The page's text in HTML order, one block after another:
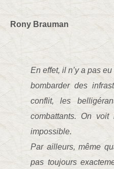
Rony Brauman
En effet, il n’y a pas
bombarder des
conflit, les
combattants. On
impossible.
Par ailleurs, même
pas toujours